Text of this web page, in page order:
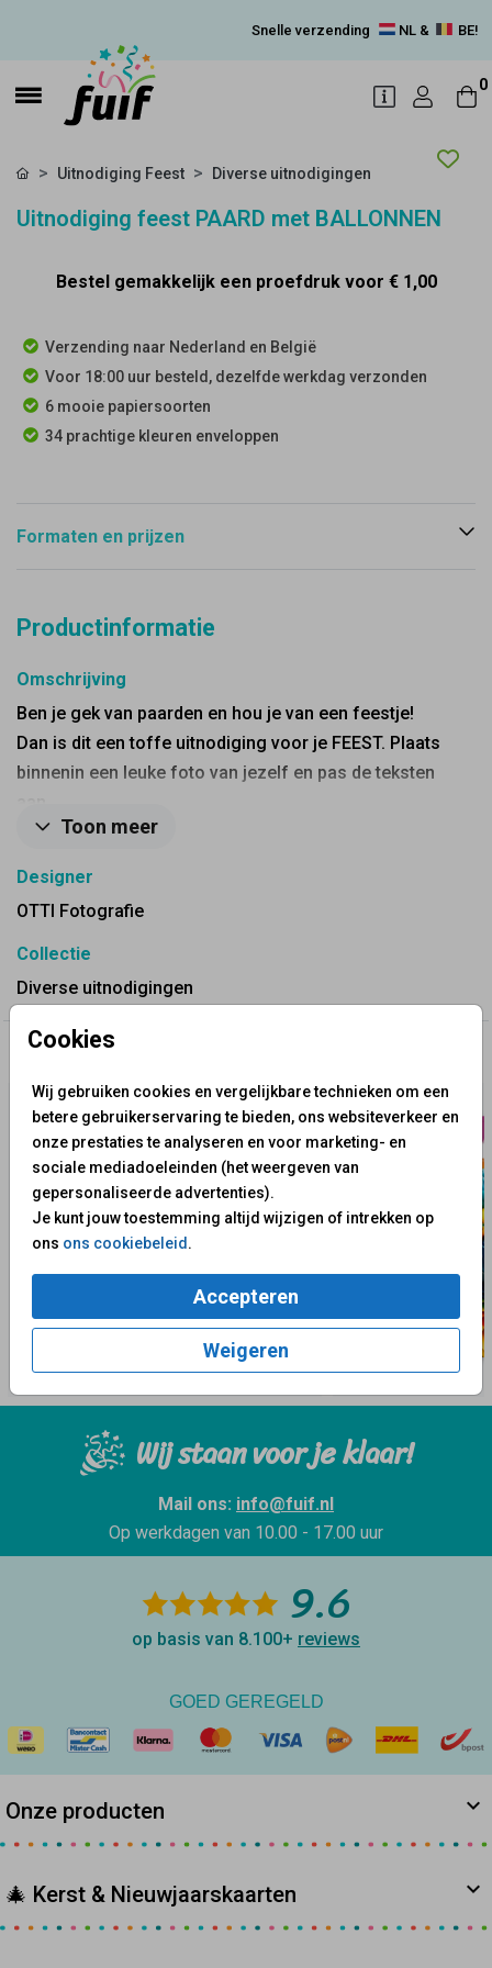
Snelle verzending NL & BE!
0
Cookies
Wij gebruiken cookies en vergelijkbare technieken om een
betere gebruikerservaring te bieden, ons websiteverkeer en
onze prestaties te analyseren en voor marketing- en
sociale mediadoeleinden (het weergeven van
gepersonaliseerde advertenties).
Je kunt jouw toestemming altijd wijzigen of intrekken op
ons ons cookiebeleid.
Accepteren
Weigeren
Uitnodiging Feest Diverse uitnodigingen
Uitnodiging feest PAARD met BALLONNEN
Bestel gemakkelijk een proefdruk voor € 1,00
Verzending naar Nederland en België
Voor 18:00 uur besteld, dezelfde werkdag verzonden
6 mooie papiersoorten
34 prachtige kleuren enveloppen
Formaten en prijzen
Productinformatie
Omschrijving
Ben je gek van paarden en hou je van een feestje!
Dan is dit een toffe uitnodiging voor je FEEST. Plaats
binnenin een leuke foto van jezelf en pas de teksten
Toon meer
Designer
OTTI Fotografie
Collectie
Diverse uitnodigingen
Wij staan voor je klaar!
Mail ons: info@fuif.nl
Op werkdagen van 10.00 - 17.00 uur
9.6
op basis van 8.100+ reviews
GOED GEREGELD
Onze producten
🎄 Kerst & Nieuwjaarskaarten